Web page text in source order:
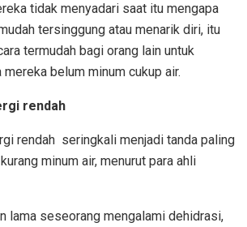
tidak menyadari saat itu mengapa
tersinggung atau menarik diri, itu
termudah bagi orang lain untuk
belum minum cukup air.
rendah
rendah seringkali menjadi tanda paling
minum air, menurut para ahli
lama seseorang mengalami dehidrasi,